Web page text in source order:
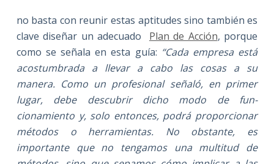
no basta con reunir estas aptitudes sino también es
clave diseñar un adecuado Plan de Acción, porque
como se señala en esta guía: “Cada empresa está
acostumbra­da a llevar a cabo las cosas a su
manera. Como un profesional señaló, en primer
lugar, debe descubrir dicho modo de fun­
cionamiento y, solo entonces, podrá proporcionar
métodos o herramientas. No obstante, es
importante que no tengamos una multitud de